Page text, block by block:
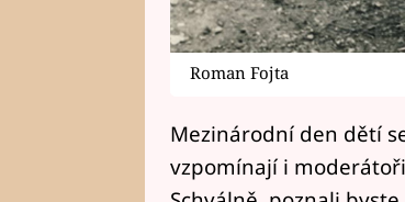
Roman Fojta
Mezinárodní den dětí
vzpomínají i